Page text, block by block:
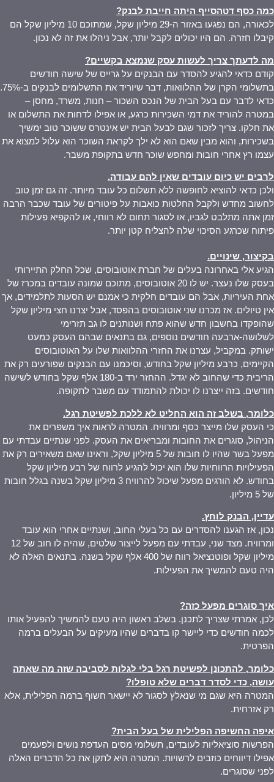
כמה כסף דטהסייף היתה חייבת לבנק?
לכאורה, הם נפגעו באזור ה-29 מיליון שקל, שמתוכם 10 מיליון שקל הם
קיבלו חזרה. הם היו יכולים לקבל יותר, אבל ניהלו את זה לא נכון.
מה לדעתך צריך לעשות עסק שנמצא בקשיים?
קודם כדאי להגיע להסדר עם הבנקים על גרייס של שישה חודשים
בתשלומי הקרן של ההלוואות, דבר שיוריד את התשלומים לבנקים ב-75%.
כדאי לדבר עם בעל הבית של הנכס השכור – חנות, משרד, מחסן –
במטרה להוריד את דמי השכירות כרגע, או אפילו לדחות את התשלום או
את חלקו. צריך לזכור שגם לבעל הבית יש אינטרס ששוכר טוב ימשיך
בשכירות, והוא מבין שאם הוא לא ילך לקראת השוכר הוא עלול למצוא את
עצמו רץ אחרי חובות ומחפש שוכר חדש בתקופת משבר.
לרבים יש כיום עובדים שאין להם עבודה.
ולכן כדאי להוציא לחופשה ללא תשלום כל עובד מיותר. זה גם זמן טוב
לחשוב מחדש ולקבל החלטות כואבות על פיטורים של עובד שכבר הרבה
זמן אתה מתלבט לגביו, או לסגור תחום לא רווחי, או להקפיא פעילות
פיתוח שכרגע הסיכוי שלה להצליח קטן יותר.
בקיצור, שינויים.
הגיע אלי באחרונה בעלים של חברת אוטובוסים, שכל החלק התיירותי
בעסק שלו נעצר. יש לו 20 אוטובוסים, מתוכם שמונה עובדים במכרז של
אחת העיריות, אבל הם עובדים חלקית כי אמנם יש הסעות לתלמידים, אך
אין טיולים. אז מכרנו שני אוטובוסים בהפסד, אבל יצרנו חצי מיליון שקל
שהופקדו בחשבון חדש שהוא פתח ושנותנים לו גב תזרימי
לשלושה-ארבעה חודשים נוספים, גם בתנאים שבהם העסק כמעט
ישותק. במקביל, עצרנו את החזרי ההלוואות שלו על האוטובוסים
הקיימים, כרבע מיליון שקל בחודש, וסיכמנו עם הבנקים שפורעים רק את
הריבית כדי שהחוב לא יגדל. ההחזר ירד ב-180 אלף שקל בחודש לשישה
חודשים. בזה ייצרנו לו יכולת להתמודד עם משבר לתקופה.
כלומר, בשלב זה הוא החליט לא ללכת לפשיטת רגל.
כי העסק שלו מייצר כסף ומרוויח. המטרה לראות איך משפרים את
הניהול, סוגרים את החובות ומבריאים את העסק. לפני שנתיים עבדתי עם
מפעל בשר שהיו לו חובות של 5 מיליון שקל, וראינו שאם משאירים רק את
הפעילויות הרווחיות שלו הוא יכול להגיע לרווח של רבע מיליון שקל
בחודש. לא הורגים מפעל שיכול להרוויח 3 מיליון שקל בשנה בגלל חובות
של 5 מיליון.
עדיין, הבנק לוחץ.
נכון, אז הגענו להסדרים עם כל בעלי החוב, ושנתיים אחרי הוא עובד
ומרוויח. מצד שני, עבדתי עם מפעל לייצור שלטים, שהיה לו חוב של 12
מיליון שקל ופוטנציאל רווח של 400 אלף שקל בשנה. בתנאים האלה לא
היה טעם להמשיך את הפעילות.
איך סוגרים מפעל כזה?
לכן, אמרתי שצריך לתכנן. בשלב ראשון היה טעם להמשיך להפעיל אותו
לכמה חודשים כדי ליישר קו בדברים שהיו מעיקים על הבעלים ברמה
הפרטית.
כלומר, להתכונן לפשיטת רגל בלי לגלות לסביבה שזה מה שאתה
עושה, כדי לסדר דברים שלא טופלו?
המטרה היא שגם מי שנאלץ לסגור לא יישאר חשוף ברמה הפלילית, אלא
רק אזרחית.
איפה החשיפה הפלילית של בעל הבית?
הפרשות סוציאליות לעובדים, תשלומי מסים העדפת נושים ולפעמים
אפילו דיווחים כוזבים לרשויות. המטרה היא לתקן את כל הדברים האלה
לפני שסוגרים.